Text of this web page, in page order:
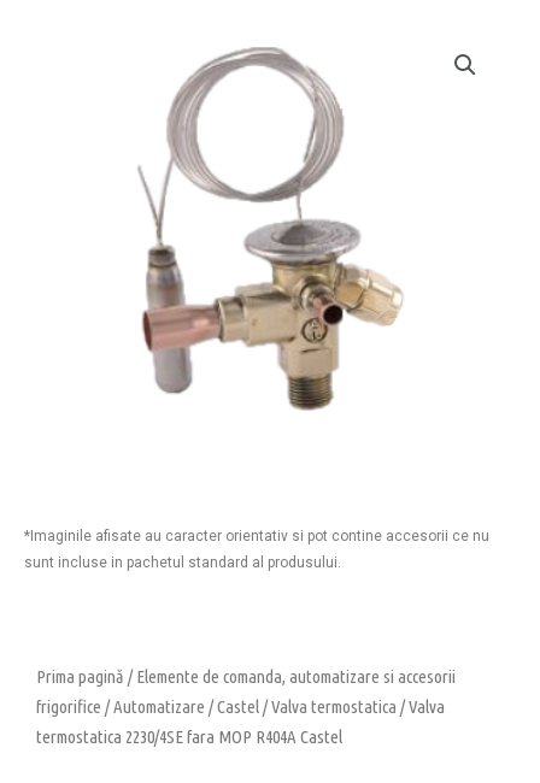
*Imaginile afisate au caracter orientativ si pot contine accesorii ce nu
sunt incluse in pachetul standard al produsului.
Prima pagină /Elemente de comanda, automatizare si accesorii
frigorifice /Automatizare /Castel/Valva termostatica / Valva
termostatica 2230/4SE fara MOP R404A Castel